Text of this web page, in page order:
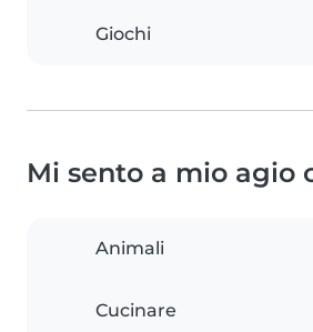
Giochi
Mi sento a mio agio
Animali
Cucinare